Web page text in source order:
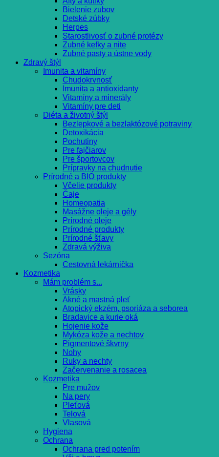
Bielenie zubov
Detské zúbky
Herpes
Starostlivosť o zubné protézy
Zubné kefky a nite
Zubné pasty a ústne vody
Zdravý štýl
Imunita a vitamíny
Chudokrvnosť
Imunita a antioxidanty
Vitamíny a minerály
Vitamíny pre deti
Diéta a životný štýl
Bezlepkové a bezlaktózové potraviny
Detoxikácia
Pochutiny
Pre fajčiarov
Pre športovcov
Prípravky na chudnutie
Prírodné a BIO produkty
Včelie produkty
Čaje
Homeopatia
Masážne oleje a gély
Prírodné oleje
Prírodné produkty
Prírodné šťavy
Zdravá výživa
Sezóna
Cestovná lekárnička
Kozmetika
Mám problém s...
Vrásky
Akné a mastná pleť
Atopický ekzém, psoriáza a seborea
Bradavice a kurie oká
Hojenie kože
Mykóza kože a nechtov
Pigmentové škvrny
Nohy
Ruky a nechty
Začervenanie a rosacea
Kozmetika
Pre mužov
Na pery
Pleťová
Telová
Vlasová
Hygiena
Ochrana
Ochrana pred potením